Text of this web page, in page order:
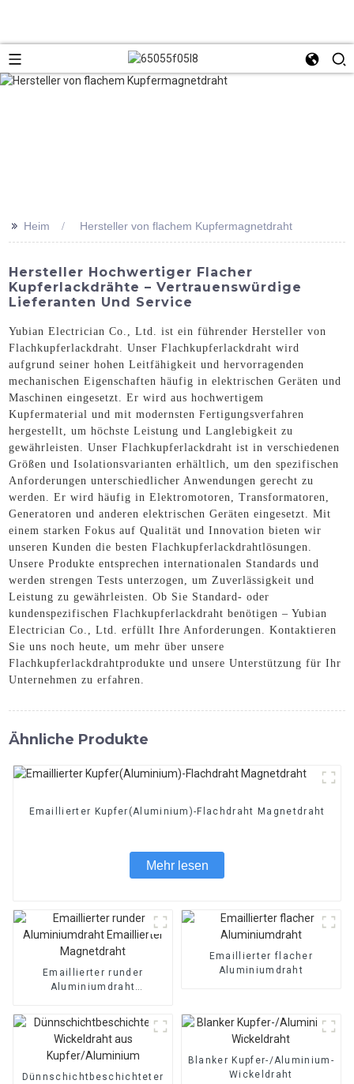
>> Heim Hersteller von flachem Kupfermagnetdraht
Hersteller Hochwertiger Flacher
Kupferlackdrähte – Vertrauenswürdige
Lieferanten Und Service
Yubian Electrician Co., Ltd. ist ein führender Hersteller von
Flachkupferlackdraht. Unser Flachkupferlackdraht wird
aufgrund seiner hohen Leitfähigkeit und hervorragenden
mechanischen Eigenschaften häufig in elektrischen Geräten und
Maschinen eingesetzt. Er wird aus hochwertigem
Kupfermaterial und mit modernsten Fertigungsverfahren
hergestellt, um höchste Leistung und Langlebigkeit zu
gewährleisten. Unser Flachkupferlackdraht ist in verschiedenen
Größen und Isolationsvarianten erhältlich, um den spezifischen
Anforderungen unterschiedlicher Anwendungen gerecht zu
werden. Er wird häufig in Elektromotoren, Transformatoren,
Generatoren und anderen elektrischen Geräten eingesetzt. Mit
einem starken Fokus auf Qualität und Innovation bieten wir
unseren Kunden die besten Flachkupferlackdrahtlösungen.
Unsere Produkte entsprechen internationalen Standards und
werden strengen Tests unterzogen, um Zuverlässigkeit und
Leistung zu gewährleisten. Ob Sie Standard- oder
kundenspezifischen Flachkupferlackdraht benötigen – Yubian
Electrician Co., Ltd. erfüllt Ihre Anforderungen. Kontaktieren
Sie uns noch heute, um mehr über unsere
Flachkupferlackdrahtprodukte und unsere Unterstützung für Ihr
Unternehmen zu erfahren.
Ähnliche Produkte
Emaillierter Kupfer(Aluminium)-Flachdraht Magnetdraht
Mehr lesen
Emaillierter runder
Aluminiumdraht
Emaillierter flacher
Aluminiumdraht
Dünnschichtbeschichteter
Blanker Kupfer-/Aluminium-
Wickeldraht